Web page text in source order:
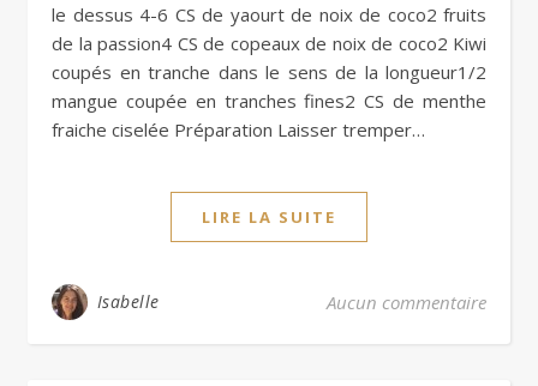
le dessus 4-6 CS de yaourt de noix de coco2 fruits
de la passion4 CS de copeaux de noix de coco2 Kiwi
coupés en tranche dans le sens de la longueur1/2
mangue coupée en tranches fines2 CS de menthe
fraiche ciselée Préparation Laisser tremper…
LIRE LA SUITE
Isabelle Aucun commentaire